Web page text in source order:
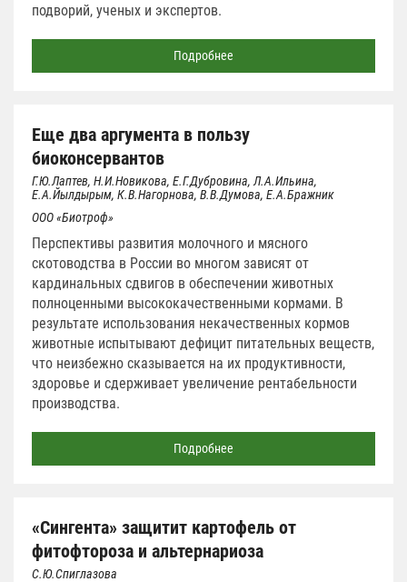
подворий, ученых и экспертов.
Подробнее
Еще два аргумента в пользу
биоконсервантов
Г.Ю.Лаптев, Н.И.Новикова, Е.Г.Дубровина, Л.А.Ильина,
Е.А.Йылдырым, К.В.Нагорнова, В.В.Думова, Е.А.Бражник
ООО «Биотроф»
Перспективы развития молочного и мясного
скотоводства в России во многом зависят от
кардинальных сдвигов в обеспечении животных
полноценными высококачественными кормами. В
результате использования некачественных кормов
животные испытывают дефицит питательных веществ,
что неизбежно сказывается на их продуктивности,
здоровье и сдерживает увеличение рентабельности
производства.
Подробнее
«Сингента» защитит картофель от
фитофтороза и альтернариоза
С.Ю.Спиглазова